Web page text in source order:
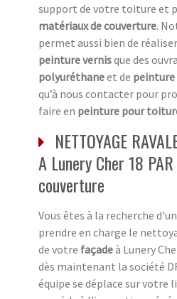
support de votre toiture et
matériaux de couverture.
permet aussi bien de
peinture vernisque des
polyuréthaneet de peinture
qu’à nous contacter pour
faire en peinture pour
NETTOYAGE
A Lunery Cher 18 PAR
couverture
Vous êtes à la recherche
prendre en charge le
de votre façadeà Lunery
dès maintenant la société
équipe se déplace sur votre